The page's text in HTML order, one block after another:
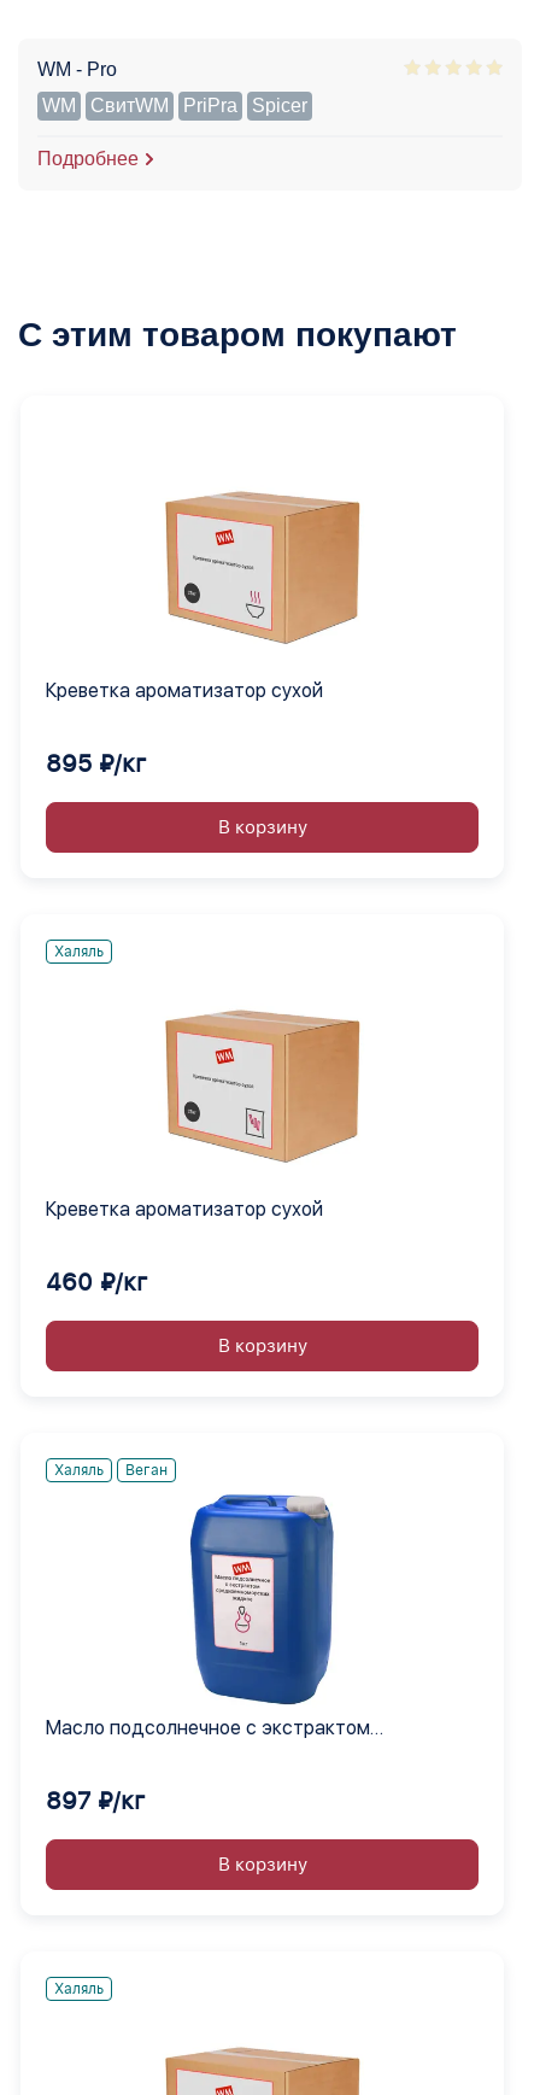
WM - Pro
WM
СвитWM PriPra Spicer
Подробнее
С этим товаром покупают
Креветка ароматизатор сухой
895 ₽/кг
В корзину
Халяль
Креветка ароматизатор сухой
460 ₽/кг
В корзину
Халяль Веган
Масло подсолнечное с экстрактом
897 ₽/кг
В корзину
Халяль